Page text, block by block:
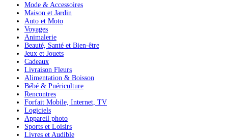
Mode & Accessoires
Maison et Jardin
Auto et Moto
Voyages
Animalerie
Beauté, Santé et Bien-être
Jeux et Jouets
Cadeaux
Livraison Fleurs
Alimentation & Boisson
Bébé & Puériculture
Rencontres
Forfait Mobile, Internet, TV
Logiciels
Appareil photo
Sports et Loisirs
Livres et Audible